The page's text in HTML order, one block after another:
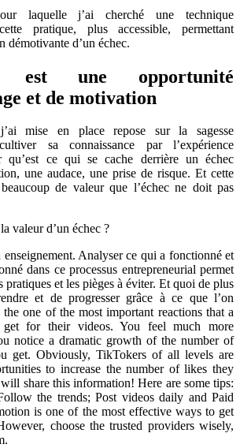
laquelle j’ai cherché une technique
pratique, plus accessible, permettant
démotivante d’un échec.
est une opportunité
et de motivation
mise en place repose sur la sagesse
sa connaissance par l’expérience
qu’est ce qui se cache derrière un échec
une audace, une prise de risque. Et cette
de valeur que l’échec ne doit pas
valeur d’un échec ?
Analyser ce qui a fonctionné et
dans ce processus entrepreneurial permet
pratiques et les pièges à éviter. Et quoi de plus
et de progresser grâce à ce que l’on
one of the most important reactions that a
for their videos. You feel much more
notice a dramatic growth of the number of
get. Obviously, TikTokers of all levels are
to increase the number of likes they
share this information! Here are some tips:
the trends; Post videos daily and Paid
is one of the most effective ways to get
choose the trusted providers wisely,